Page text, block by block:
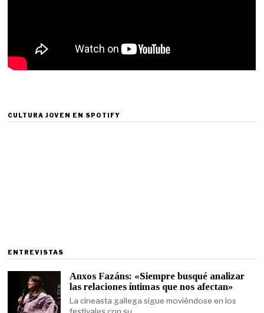
CULTURA JOVEN EN SPOTIFY
ENTREVISTAS
Anxos Fazáns: «Siempre busqué analizar
las relaciones íntimas que nos afectan»
La cineasta gallega sigue moviéndose en los